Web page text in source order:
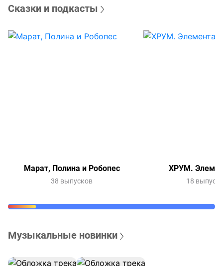
Сказки и подкасты
Марат, Полина и Робопес
38 выпусков
ХРУМ.
18
Музыкальные новинки